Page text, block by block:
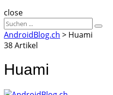
Suche
close
Sucheergebnisse
für
Suche
AndroidBlog.ch > Huami
38 Artikel
Huami